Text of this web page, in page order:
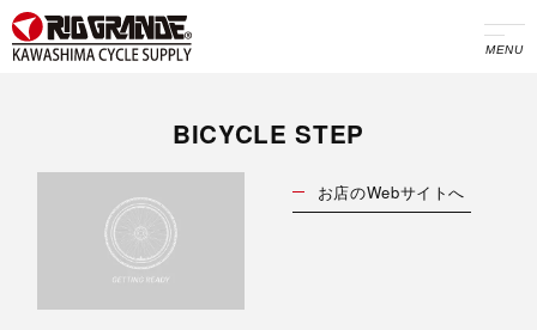
MENU
BICYCLE STEP
お店のWebサイトへ